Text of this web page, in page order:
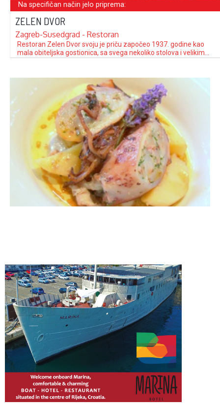
Na specifičan način jelo priprema:
ZELEN DVOR
Zagreb-Susedgrad - Restoran
Restoran Zelen Dvor svoju je priču započeo 1937. godine kao
mala obiteljska gostionica, sa svega nekoliko stolova i velikim
gospodarskog života i poslovnog svijeta prepoznali su tu
diskretnu oazu kvalitetne hrane i dobre kapljice …